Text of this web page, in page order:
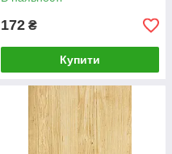
172 ₴
Купити